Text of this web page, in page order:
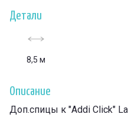
Детали
8,5 м
Описание
Доп.спицы к "Addi Click"